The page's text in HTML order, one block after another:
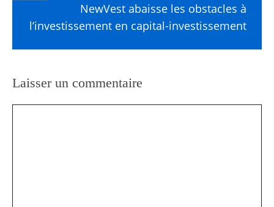
NewVest abaisse les obstacles à
l’investissement en capital-investissement
Laisser un commentaire